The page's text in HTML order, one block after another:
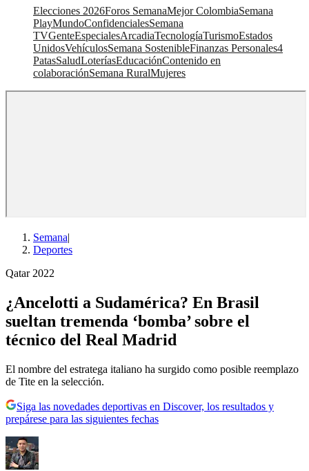
Elecciones 2026Foros SemanaMejor ColombiaSemana
PlayMundoConfidencialesSemana
TVGenteEspecialesArcadiaTecnologíaTurismoEstados
UnidosVehículosSemana SostenibleFinanzas Personales4
PatasSaludLoteríasEducaciónContenido en
colaboraciónSemana RuralMujeres
Semana|
Deportes
Qatar 2022
¿Ancelotti a Sudamérica? En Brasil
sueltan tremenda ‘bomba’ sobre el
técnico del Real Madrid
El nombre del estratega italiano ha surgido como posible reemplazo
de Tite en la selección.
Siga las novedades deportivas en Discover, los resultados y
prepárese para las siguientes fechas